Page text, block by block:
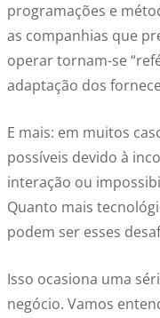
programações e
as companhias que
operar tornam-se
adaptação dos
E mais: em muitos
possíveis devido à
interação ou
Quanto mais
podem ser esses
Isso ocasiona uma
negócio. Vamos